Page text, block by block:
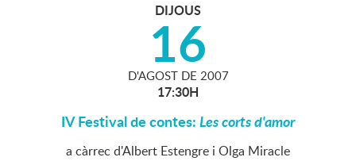
DIJOUS
16
D'AGOST DE 2007
17:30H
IV Festival de contes:Les corts d'amor
a càrrec d'Albert Estengre i Olga Miracle